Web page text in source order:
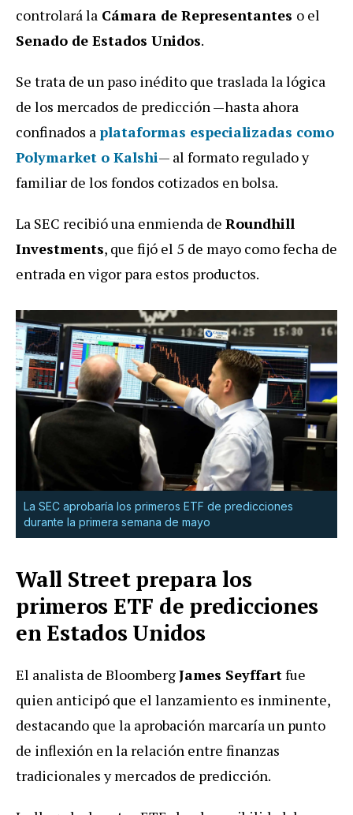
controlará la Cámara de Representantes o el
Senado de Estados Unidos.
Se trata de un paso inédito que traslada la lógica
de los mercados de predicción —hasta ahora
confinados aplataformas especializadas como
Polymarket o Kalshi— al formato regulado y
familiar de los fondos cotizados en bolsa.
La SEC recibió una enmienda de Roundhill
Investments, que fijó el 5 de mayo como fecha de
entrada en vigor para estos productos.
La SEC aprobaría los primeros ETF de predicciones
durante la primera semana de mayo
Wall Street prepara los
primeros ETF de predicciones
en Estados Unidos
El analista de BloombergJames Seyffartfue
quien anticipó que el lanzamiento es inminente,
destacando que la aprobación marcaría un punto
de inflexión en la relación entre finanzas
tradicionales y mercados de predicción.